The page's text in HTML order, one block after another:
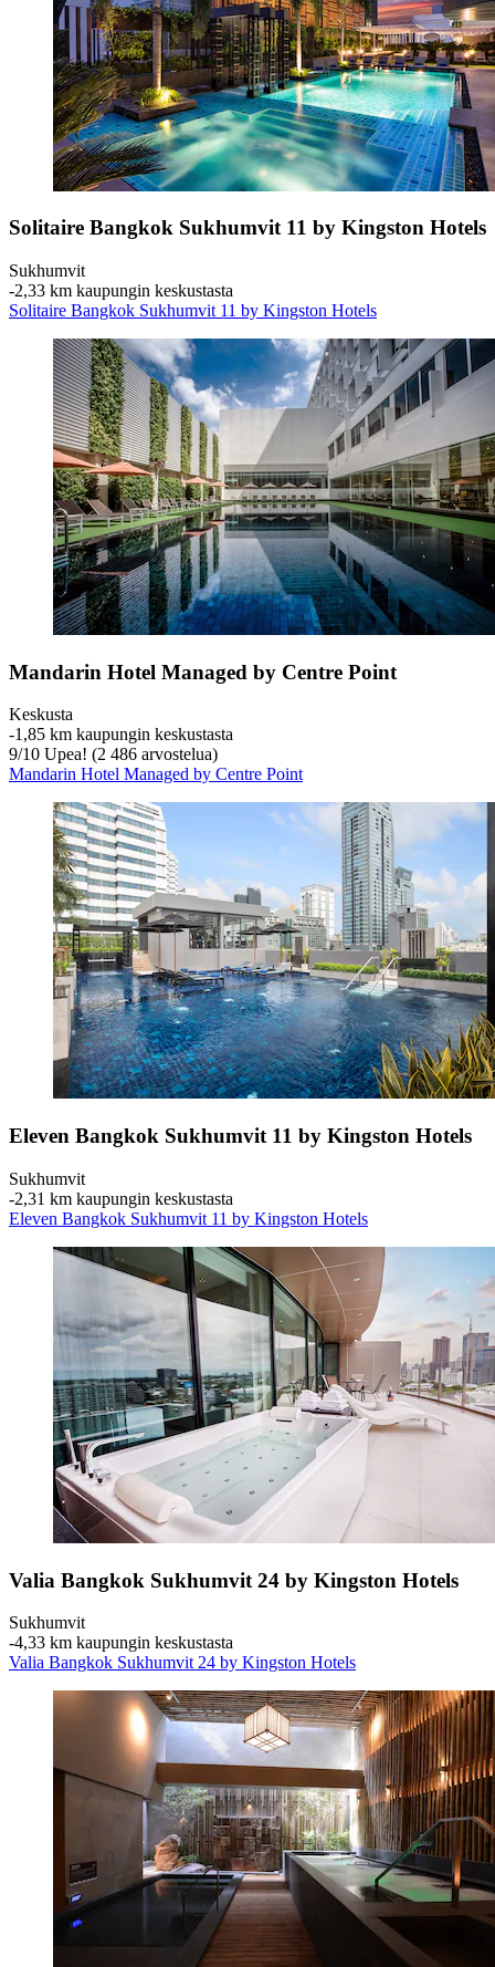
Solitaire Bangkok Sukhumvit 11 by Kingston Hotels
Sukhumvit
‐2,33 km kaupungin keskustasta
Solitaire Bangkok Sukhumvit 11 by Kingston Hotels
Mandarin Hotel Managed by Centre Point
Keskusta
‐1,85 km kaupungin keskustasta
9/10 Upea! (2 486 arvostelua)
Mandarin Hotel Managed by Centre Point
Eleven Bangkok Sukhumvit 11 by Kingston Hotels
Sukhumvit
‐2,31 km kaupungin keskustasta
Eleven Bangkok Sukhumvit 11 by Kingston Hotels
Valia Bangkok Sukhumvit 24 by Kingston Hotels
Sukhumvit
‐4,33 km kaupungin keskustasta
Valia Bangkok Sukhumvit 24 by Kingston Hotels